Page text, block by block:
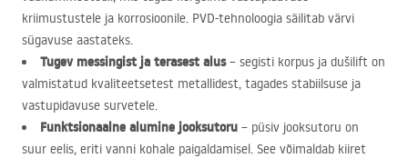
kriimustustele ja korrosioonile. PVD-tehnoloogia säilitab värvi
sügavuse aastateks.
Tugev messingist ja terasest alus– segisti korpus ja dušilift on
valmistatud kvaliteetsetest metallidest, tagades stabiilsuse ja
vastupidavuse survetele.
Funktsionaalne alumine jooksutoru – püsiv jooksutoru on
suur eelis, eriti vanni kohale paigaldamisel. See võimaldab kiiret